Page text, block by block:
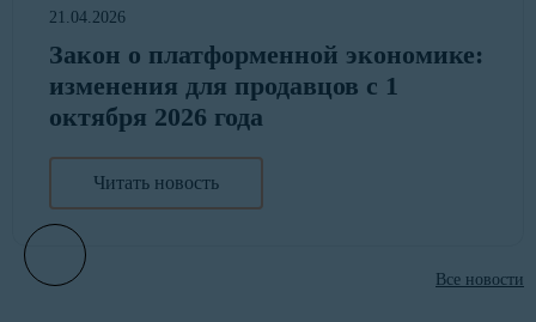
21.04.2026
Закон о платформенной экономике:
изменения для продавцов с 1
октября 2026 года
Читать новость
Все новости